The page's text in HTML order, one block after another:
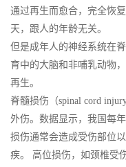
通过再生而愈合，完全恢
天，跟人的年龄无关。
但是成年人的神经系统在
育中的大脑和非哺乳动物
再生。
脊髓损伤（spinal cord
外伤。数据显示，我国每
损伤通常会造成受伤部位
疾。 高位损伤，如颈椎受